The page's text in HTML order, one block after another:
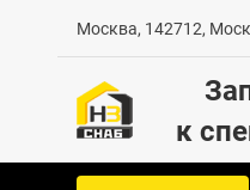
Москва, 142712,
к